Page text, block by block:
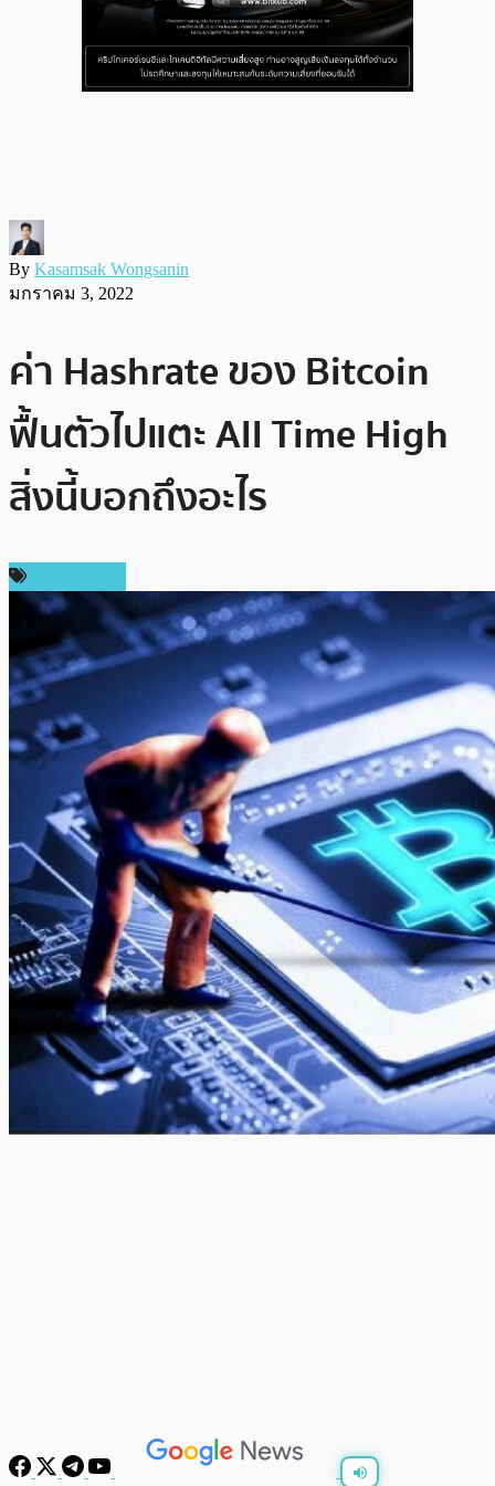
By Kasamsak Wongsanin
มกราคม 3, 2022
ค่า Hashrate ของ Bitcoin
ฟื้นตัวไปแตะ All Time High
สิ่งนี้บอกถึงอะไร